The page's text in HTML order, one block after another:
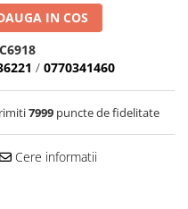
IN COS
C6918
/ 0770341460
7999puncte de fidelitate
Cere informatii